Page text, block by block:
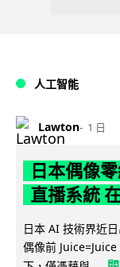
人工智能
Lawton 1 日
日本偶像
直播系統
日本 AI 技術界近
偶像前